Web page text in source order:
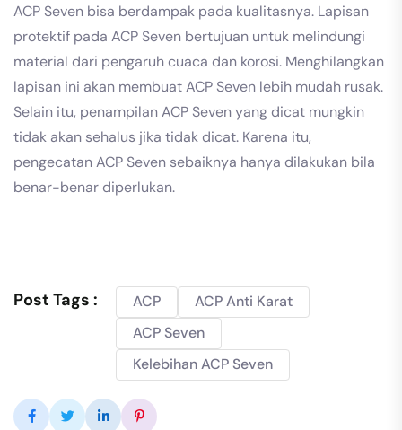
ACP Seven bisa berdampak pada kualitasnya. Lapisan
protektif pada ACP Seven bertujuan untuk melindungi
material dari pengaruh cuaca dan korosi. Menghilangkan
lapisan ini akan membuat ACP Seven lebih mudah rusak.
Selain itu, penampilan ACP Seven yang dicat mungkin
tidak akan sehalus jika tidak dicat. Karena itu,
pengecatan ACP Seven sebaiknya hanya dilakukan bila
benar-benar diperlukan.
Post Tags : ACP
ACP Anti Karat
ACP Seven
Kelebihan ACP Seven